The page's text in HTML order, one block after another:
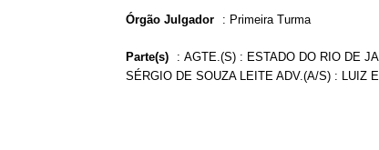
Órgão Julgador : Primeira Turma
Parte(s) : AGTE.(S) : ESTADO DO RIO DE
SÉRGIO DE SOUZA LEITE ADV.(A/S) : LUIZ